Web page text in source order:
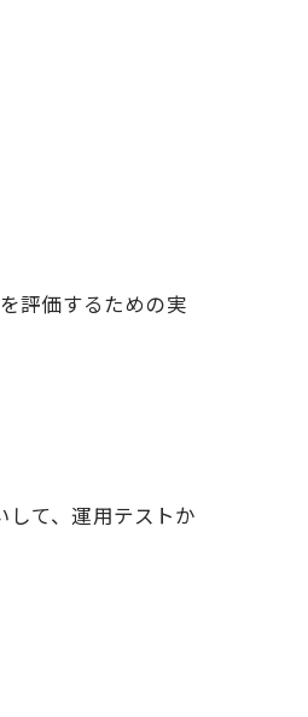
評価するための実
て、運用テストか